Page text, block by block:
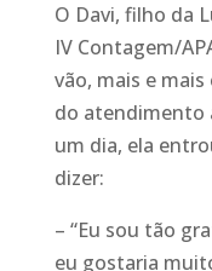
O Davi, filho da
IV Contagem/
vão, mais e
do atendimento
um dia, ela
dizer:
– “Eu sou tão
eu gostaria